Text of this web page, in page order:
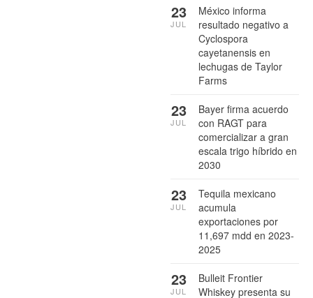
México informa
resultado negativo a
Cyclospora
cayetanensis en
lechugas de Taylor
Farms
23
JUL
Bayer firma acuerdo
con RAGT para
comercializar a gran
escala trigo híbrido en
2030
23
JUL
Tequila mexicano
acumula
exportaciones por
11,697 mdd en 2023-
2025
23
JUL
Bulleit Frontier
Whiskey presenta su
23
JUL